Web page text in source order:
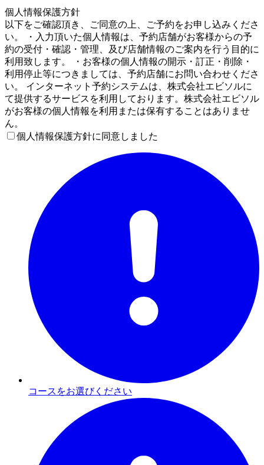
個人情報保護方針
以下をご確認頂き、ご同意の上、ご予約をお申し込みくださ
い。 ・入力頂いた個人情報は、予約店舗がお客様からの予
約の受付・確認・管理、及び店舗情報のご案内を行う目的に
利用致します。 ・お客様の個人情報の開示・訂正・削除・
利用停止等につきましては、予約店舗にお問い合わせくださ
い。 インターネット予約システムは、株式会社エビソルに
て提供するサービスを利用しております。株式会社エビソル
がお客様の個人情報を利用または保有することはありませ
ん。
個人情報保護方針に同意しました
コースをお選びください